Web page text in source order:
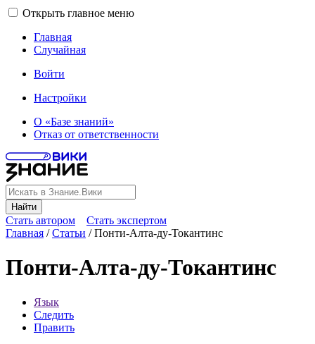
Открыть главное меню
Главная
Случайная
Войти
Настройки
О «Базе знаний»
Отказ от ответственности
Найти
Стать автором
Стать экспертом
Главная /Статьи /Понти-Алта-ду-Токантинс
Понти-Алта-ду-Токантинс
Язык
Следить
Править